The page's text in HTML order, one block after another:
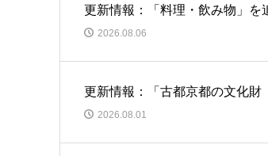
更新情報：「料理・飲み物」を
2026.08.06
更新情報：「古都京都の文化
2026.08.01